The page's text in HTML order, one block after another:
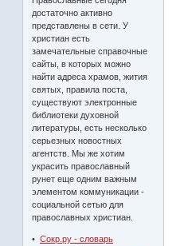
достаточно активно
представлены в сети. У
христиан есть
замечательные справочные
сайты, в которых можно
найти адреса храмов, жития
святых, правила поста,
существуют электронные
библиотеки духовной
литературы, есть несколько
серьезных новостных
агентств. Мы же хотим
украсить православный
рунет еще одним важным
элементом коммуникации -
социальной сетью для
православных христиан.
•Сокр.ру - словарь